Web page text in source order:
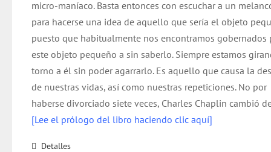
micro-maníaco. Basta entonces con escuchar a un
para hacerse una idea de aquello que sería el objeto
puesto que habitualmente nos encontramos gobernados
este objeto pequeño a sin saberlo. Siempre estamos
torno a él sin poder agarrarlo. Es aquello que causa la
de nuestras vidas, así como nuestras repeticiones. No por
haberse divorciado siete veces, Charles Chaplin cambió
[Lee el prólogo del libro haciendo clic aquí]
Detalles